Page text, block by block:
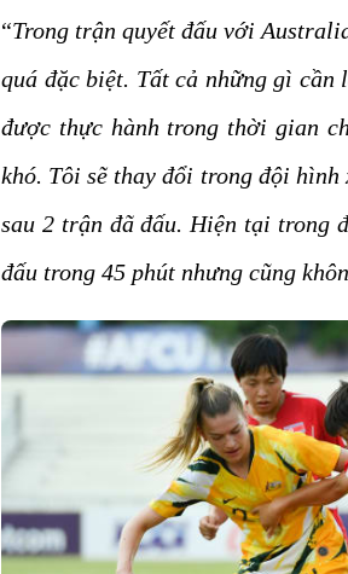
“Trong trận quyết đấu với
quá đặc biệt. Tất cả những gì cần
được thực hành trong thời gian
khó. Tôi sẽ thay đổi trong đội
sau 2 trận đã đấu. Hiện tại trong
đấu trong 45 phút nhưng cũng